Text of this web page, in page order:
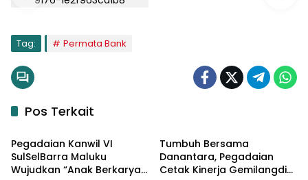
Tag: Permata Bank
Pos Terkait
Input Ekonomi
Pegadaian Kanwil VI
SulSelBarra Maluku
Wujudkan “Anak Berkarya,
Tumbuh Bersama
Danantara, Pegadaian
Cetak Kinerja Gemilangdi
Input Ekonomi Input Ekonomi